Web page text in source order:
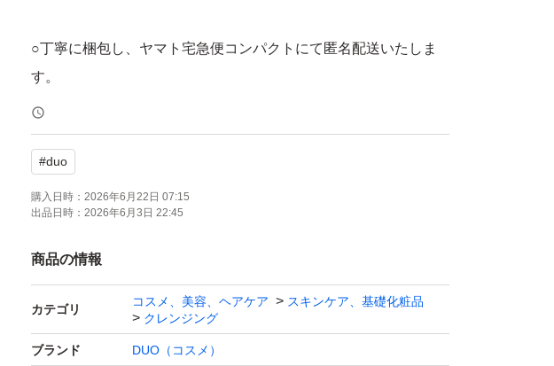
○丁寧に梱包し、ヤマト宅急便コンパクトにて匿名配送いたしま
す。
#duo
購入日時： 2026年6月22日 07:15
出品日時： 2026年6月3日 22:45
商品の情報
カテゴリ
コスメ、美容、ヘアケア
スキンケア、基礎化粧品
クレンジング
ブランド DUO（コスメ）